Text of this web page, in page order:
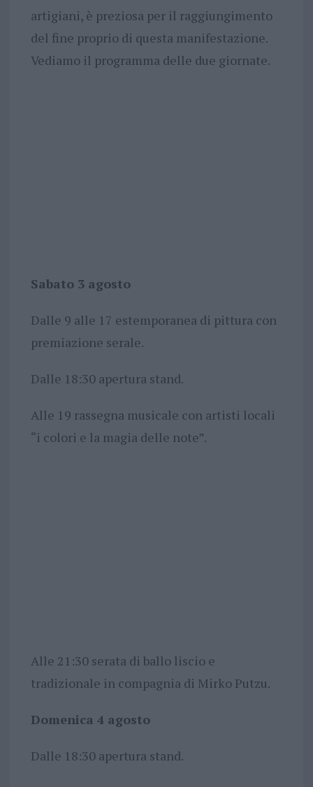
artigiani, è preziosa per il raggiungimento
del fine proprio di questa manifestazione.
Vediamo il programma delle due giornate.
Sabato 3 agosto
Dalle 9 alle 17 estemporanea di pittura con
premiazione serale.
Dalle 18:30 apertura stand.
Alle 19 rassegna musicale con artisti locali
“i colori e la magia delle note”.
Alle 21:30 serata di ballo liscio e
tradizionale in compagnia di Mirko Putzu.
Domenica 4 agosto
Dalle 18:30 apertura stand.